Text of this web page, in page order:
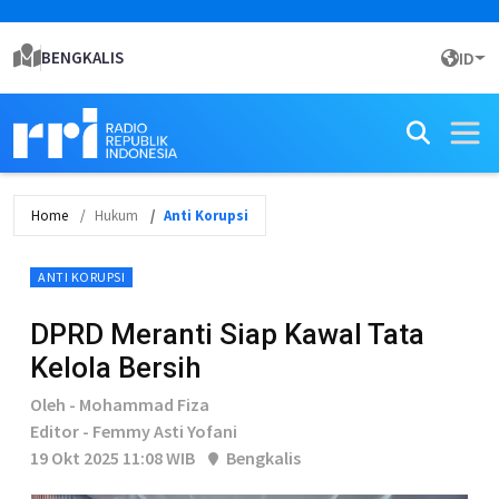
BENGKALIS ID
Home Hukum Anti Korupsi
ANTI KORUPSI
DPRD Meranti Siap Kawal Tata
Kelola Bersih
Oleh - Mohammad Fiza
Editor - Femmy Asti Yofani
19 Okt 2025 11:08 WIB
Bengkalis